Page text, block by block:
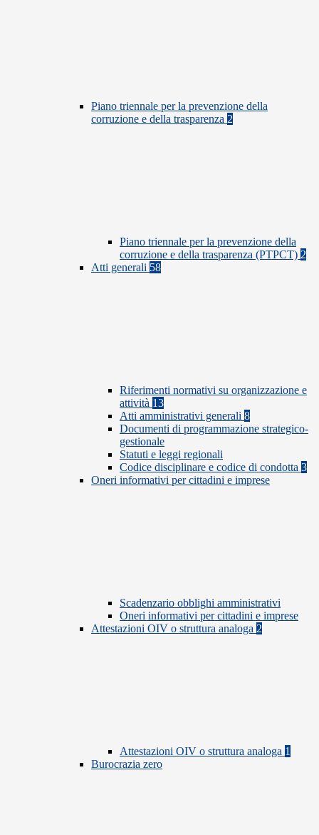
Piano triennale per la prevenzione della
corruzione e della trasparenza 2
Piano triennale per la prevenzione della
corruzione e della trasparenza (PTPCT) 2
Atti generali 58
Riferimenti normativi su organizzazione e
attività 13
Atti amministrativi generali 8
Documenti di programmazione strategico-
gestionale
Statuti e leggi regionali
Codice disciplinare e codice di condotta 3
Oneri informativi per cittadini e imprese
Scadenzario obblighi amministrativi
Oneri informativi per cittadini e imprese
Attestazioni OIV o struttura analoga 2
Attestazioni OIV o struttura analoga 1
Burocrazia zero